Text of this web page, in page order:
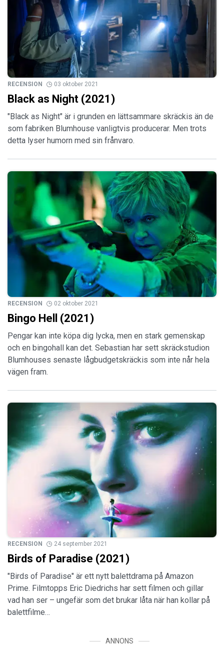
RECENSION 03 oktober 2021
Black as Night (2021)
"Black as Night" är i grunden en lättsammare skräckis än de
som fabriken Blumhouse vanligtvis producerar. Men trots
detta lyser humorn med sin frånvaro.
RECENSION 02 oktober 2021
Bingo Hell (2021)
Pengar kan inte köpa dig lycka, men en stark gemenskap
och en bingohall kan det. Sebastian har sett skräckstudion
Blumhouses senaste lågbudgetskräckis som inte når hela
vägen fram.
RECENSION 24 september 2021
Birds of Paradise (2021)
"Birds of Paradise" är ett nytt balettdrama på Amazon
Prime. Filmtopps Eric Diedrichs har sett filmen och gillar
vad han ser – ungefär som det brukar låta när han kollar på
balettfilme…
ANNONS